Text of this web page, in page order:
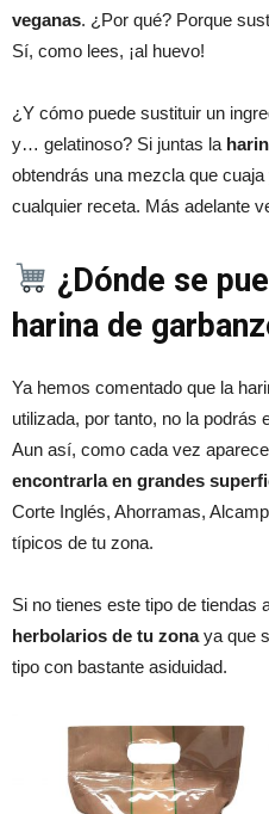
veganas. ¿Por qué? Porque
Sí, como lees, ¡al huevo!
¿Y cómo puede sustituir un
y… gelatinoso? Si juntas la
obtendrás una mezcla que
cualquier receta. Más adelante
¿Dónde se
harina de
Ya hemos comentado que la
utilizada, por tanto, no la podrás
Aun así, como cada vez
encontrarla en grandes
Corte Inglés, Ahorramas,
típicos de tu zona.
Si no tienes este tipo de tiendas
herbolarios de tu zonaya que
tipo con bastante asiduidad.